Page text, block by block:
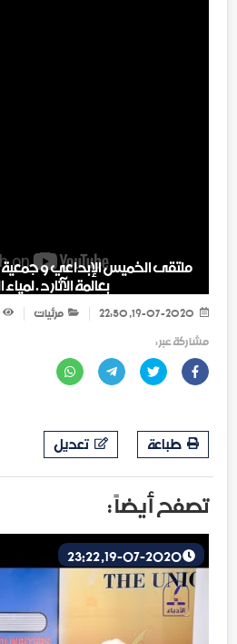
ملتقى الخميس الإبداعي و جمعية
بعالمة الآثار د .
مرئيات
مشاركة عبر :
طباعة تعديل
تصفح أيضاً :